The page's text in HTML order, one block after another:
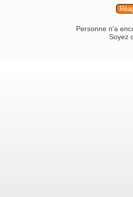
Personne n'a
Soyez